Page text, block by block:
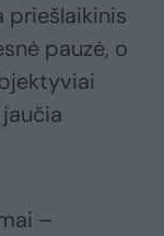
priešlaikinis
pauzė, o
–